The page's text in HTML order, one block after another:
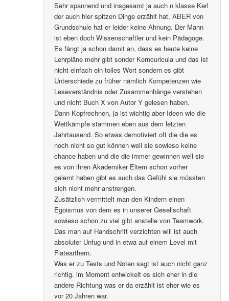
Sehr spannend und insgesamt ja auch n klasse Kerl
der auch hier spitzen Dinge erzählt hat, ABER von
Grundschule hat er leider keine Ahnung. Der Mann
ist eben doch Wissenschaftler und kein Pädagoge.
Es fängt ja schon damit an, dass es heute keine
Lehrpläne mehr gibt sonder Kerncuricula und das ist
nicht einfach ein tolles Wort sondern es gibt
Unterschiede zu früher nämlich Kompetenzen wie
Leseverständnis oder Zusammenhänge verstehen
und nicht Buch X von Autor Y gelesen haben.
Dann Kopfrechnen, ja ist wichtig aber Ideen wie die
Wettkämpfe stammen eben aus dem letzten
Jahrtausend. So etwas demotiviert oft die die es
noch nicht so gut können weil sie sowieso keine
chance haben und die die immer gewinnen weil sie
es von ihren Akademiker Eltern schon vorher
gelernt haben gibt es auch das Gefühl sie müssten
sich nicht mehr anstrengen.
Zusätzlich vermittelt man den Kindern einen
Egoismus von dem es in unserer Gesellschaft
sowieso schon zu viel gibt anstelle von Teamwork.
Das man auf Handschrift verzichten will ist auch
absoluter Unfug und in etwa auf einem Level mit
Flatearthern.
Was er zu Tests und Noten sagt ist auch nicht ganz
richtig. im Moment entwickelt es sich eher in die
andere Richtung was er da erzählt ist eher wie es
vor 20 Jahren war.